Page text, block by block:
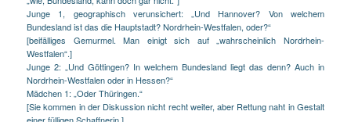
Junge 1, geographisch verunsichert: „Und Hannover? Von welchem
Bundesland ist das die Hauptstadt? Nordrhein-Westfalen, oder?“
[beifälliges Gemurmel. Man einigt sich auf „wahrscheinlich Nordrhein-
Westfalen“.]
Junge 2: „Und Göttingen? In welchem Bundesland liegt das denn? Auch in
Nordrhein-Westfalen oder in Hessen?“
Mädchen 1: „Oder Thüringen.“
[Sie kommen in der Diskussion nicht recht weiter, aber Rettung naht in Gestalt
einer fülligen Schaffnerin.]